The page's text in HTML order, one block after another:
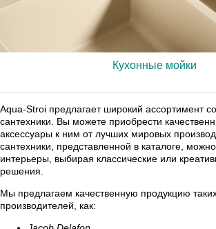
Кухонные мойки
Aqua-Stroi предлагает широкий ассортимент
сантехники. Вы можете приобрести
аксессуары к ним от лучших мировых
сантехники, представленной в каталоге,
интерьеры, выбирая классические или
решения.
Мы предлагаем качественную продукцию
производителей, как: